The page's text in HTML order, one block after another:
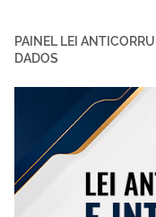
PAINEL LEI
DADOS